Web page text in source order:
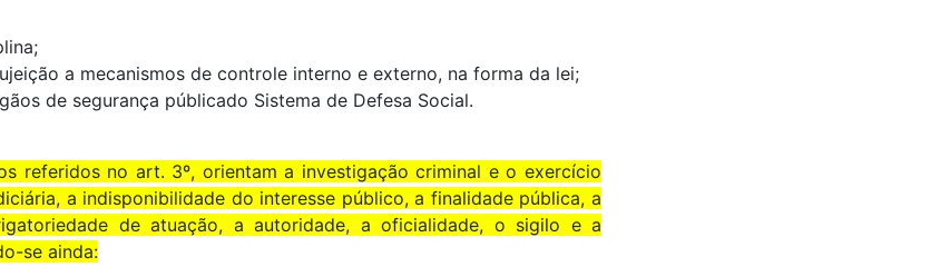
a mecanismos de controle interno e externo, na forma da lei;
de segurança públicado Sistema de Defesa Social.
referidos no art. 3º, orientam a investigação criminal e o exercício
a indisponibilidade do interesse público, a finalidade pública, a
de atuação, a autoridade, a oficialidade, o sigilo e a
se ainda: